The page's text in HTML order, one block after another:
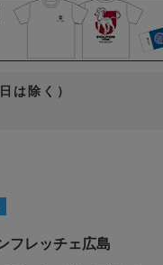
は除く）
フレッチェ広島